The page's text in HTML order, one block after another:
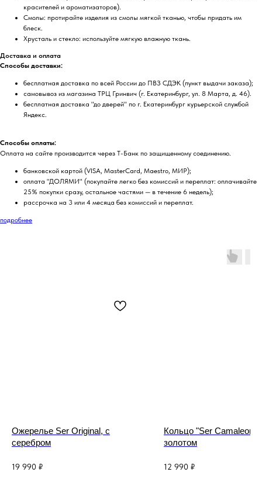
красителей и ароматизаторов).
Смолы: протирайте изделия из смолы мягкой тканью, чтобы придать им
блеск.
Хрусталь и стекло: используйте мягкую влажную ткань.
Доставка и оплата
Способы доставки:
бесплатная доставка по всей России до ПВЗ СДЭК (пункт выдачи заказа);
самовывоз из магазина ТРЦ Гринвич (г. Екатеринбург, ул. 8 Марта, д. 46).
бесплатная доставка "до дверей" по г. Екатеринбург курьерской службой
Яндекс.
Способы оплаты:
Оплата на сайте производится через Т-Банк по защищенному соединению.
банковской картой (VISA, MasterCard, Maestro, МИР);
оплата "ДОЛЯМИ" (покупайте легко без комиссий и переплат: оплачивайте
25% покупки сразу, остальное частями — в течение 6 недель);
рассрочка на 3 или 4 месяца без комиссий и переплат.
подробнее
Ожерелье Ser Original, с
серебром
19 990 ₽
Кольцо "Ser
золотом
12 990 ₽